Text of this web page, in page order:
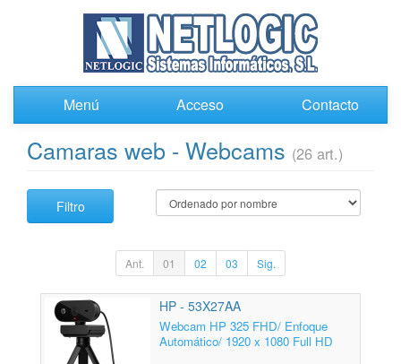
Menú Acceso Contacto
Camaras web - Webcams (26 art.)
Filtro
Ant. 01 02 03 Sig.
HP - 53X27AA
Webcam HP 325 FHD/ Enfoque
Automático/ 1920 x 1080 Full HD